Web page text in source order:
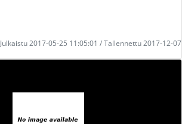
Julkaistu 2017-05-25 11:05:01 / Tallennettu 2017-12-07